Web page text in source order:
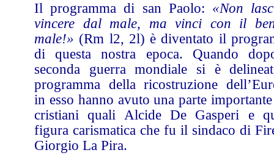
Il programma di san Paolo: «Non
vincere dal male, ma vinci con il
male!» (Rm l2, 2l) è diventato il
di questa nostra epoca. Quando
seconda guerra mondiale si è
programma della ricostruzione
in esso hanno avuto una parte
cristiani quali Alcide De Gasperi e
figura carismatica che fu il sindaco di
Giorgio La Pira.